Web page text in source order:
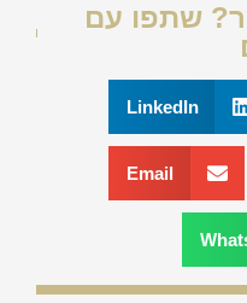
שתפו עם
LinkedIn
Email